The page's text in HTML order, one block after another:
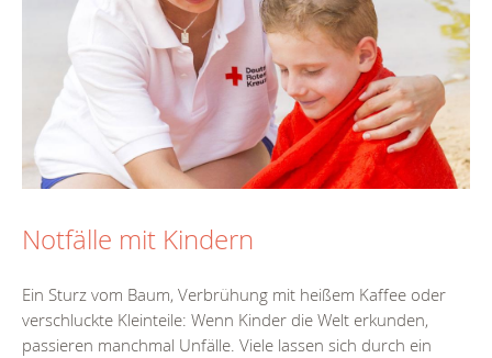
Notfälle mit Kindern
Ein Sturz vom Baum, Verbrühung mit heißem Kaffee oder
verschluckte Kleinteile: Wenn Kinder die Welt erkunden,
passieren manchmal Unfälle. Viele lassen sich durch ein